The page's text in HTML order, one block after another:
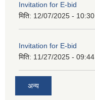
Invitation for E-bid
मिति: 12/07/2025 - 10:30
Invitation for E-bid
मिति: 11/27/2025 - 09:44
अन्य